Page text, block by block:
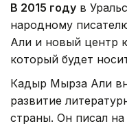
В 2015 году в
народному
Али и новый центр
который будет
Кадыр Мырза Али
развитие
страны. Он писал на